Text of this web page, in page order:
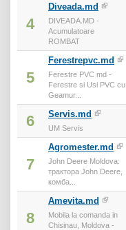
4
Diveada.md
DIVEADA.MD -
Acumulatoare
ROMBAT
5
Ferestrepvc.md
Ferestre PVC md -
Ferestre si Usi PVC cu
Geamur...
6 Servis.md
UM Servis
7
Agromester.md
John Deere Moldova:
трактора John Deere,
комба...
8
Amevita.md
Mobila la comanda in
Chisinau, Moldova -